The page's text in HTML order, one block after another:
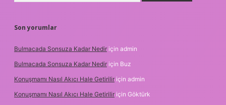
Son yorumlar
Bulmacada Sonsuza Kadar Nedir için admin
Bulmacada Sonsuza Kadar Nedir için Buz
Konuşmamı Nasıl Akıcı Hale Getirilir için admin
Konuşmamı Nasıl Akıcı Hale Getirilir için Göktürk